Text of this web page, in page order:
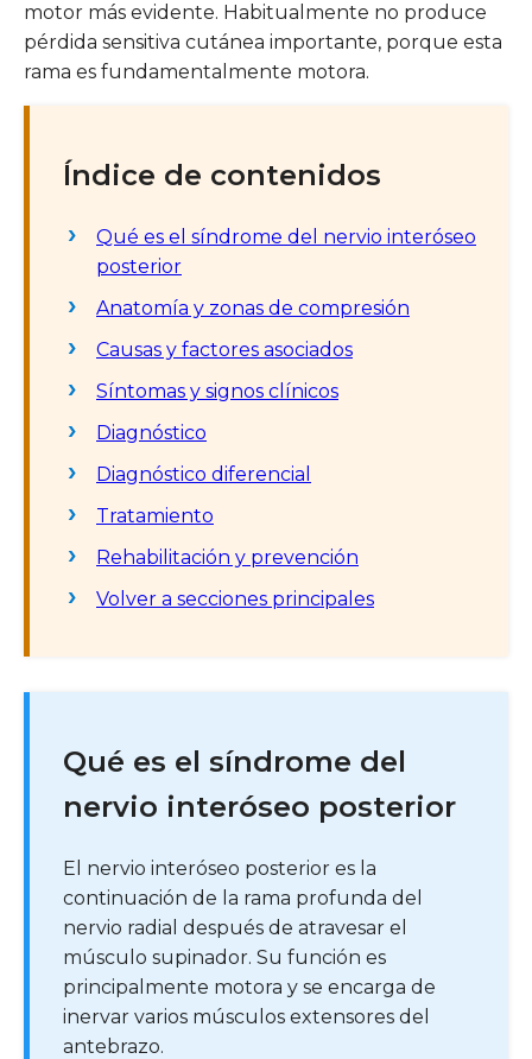
motor más evidente. Habitualmente no produce
pérdida sensitiva cutánea importante, porque esta
rama es fundamentalmente motora.
Índice de contenidos
Qué es el síndrome del nervio interóseo
posterior
Anatomía y zonas de compresión
Causas y factores asociados
Síntomas y signos clínicos
Diagnóstico
Diagnóstico diferencial
Tratamiento
Rehabilitación y prevención
Volver a secciones principales
Qué es el síndrome del
nervio interóseo posterior
El nervio interóseo posterior es la
continuación de la rama profunda del
nervio radial después de atravesar el
músculo supinador. Su función es
principalmente motora y se encarga de
inervar varios músculos extensores del
antebrazo.